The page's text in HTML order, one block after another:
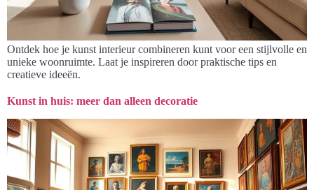
Ontdek hoe je kunst interieur combineren kunt voor een stijlvolle en
unieke woonruimte. Laat je inspireren door praktische tips en
creatieve ideeën.
Kunst in huis: meer dan alleen decoratie